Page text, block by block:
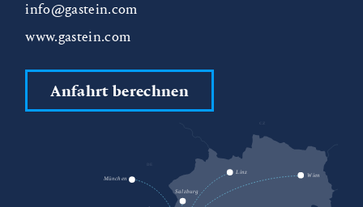
info@gastein.com
www.gastein.com
Anfahrt berechnen
München
Wien
Linz
Salzburg